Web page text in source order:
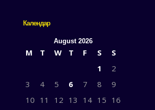
Календар
August 2026
M T W T F S
S
1
2
3
4 5 6 7 8
9
10 11 12 13 14 15 16